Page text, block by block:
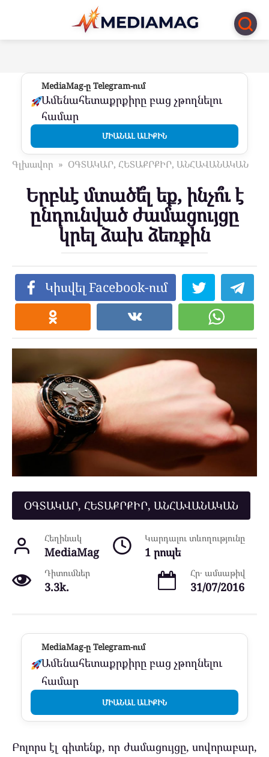
Перейти
контенту
MediaMag-ը Telegram-ում
Ամենահետաքրքիրը բաց չթողնելու
համար
ՄԻԱՆԱԼ ԱԼԻՔԻՆ
Գլխավոր » ՕԳՏԱԿԱՐ, ՀԵՏԱՔՐՔԻՐ, ԱՆՀԱՎԱՆԱԿԱՆ
Երբևէ մտածե՞լ եք, ինչո՞ւ է
ընդունված ժամացույցը
կրել ձախ ձեռքին
Կիսվել Facebook-ում
ՕԳՏԱԿԱՐ, ՀԵՏԱՔՐՔԻՐ, ԱՆՀԱՎԱՆԱԿԱՆ
Հեղինակ
MediaMag
Կարդալու տևողությունը
1 րոպե
Դիտումներ
3.3k.
Հր․ ամսաթիվ
31/07/2016
MediaMag-ը Telegram-ում
Ամենահետաքրքիրը բաց չթողնելու
համար
ՄԻԱՆԱԼ ԱԼԻՔԻՆ
Բոլորս էլ գիտենք, որ ժամացույցը, սովորաբար,